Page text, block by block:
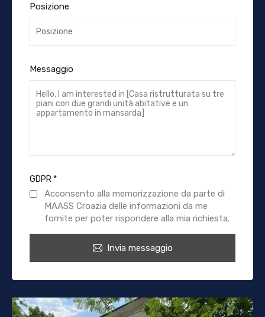
Posizione
Messaggio
GDPR*
Acconsento alla memorizzazione da parte di
MAASS Croazia delle informazioni da me
fornite per poter rispondere alla mia richiesta.
Invia messaggio